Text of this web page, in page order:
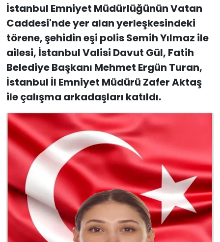
İstanbul Emniyet Müdürlüğünün Vatan
Caddesi'nde yer alan yerleşkesindeki
törene, şehidin eşi polis Semih Yılmaz ile
ailesi, İstanbul Valisi Davut Gül, Fatih
Belediye Başkanı Mehmet Ergün Turan,
İstanbul İl Emniyet Müdürü Zafer Aktaş
ile çalışma arkadaşları katıldı.